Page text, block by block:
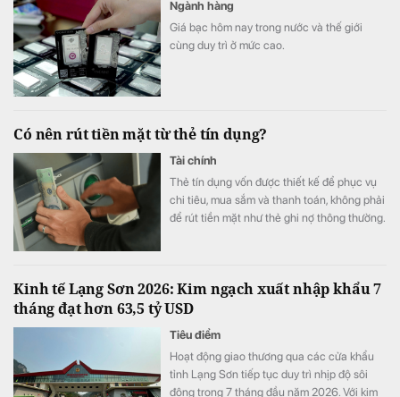
Ngành hàng
Giá bạc hôm nay trong nước và thế giới
cùng duy trì ở mức cao.
Có nên rút tiền mặt từ thẻ tín dụng?
Tài chính
Thẻ tín dụng vốn được thiết kế để phục vụ
chi tiêu, mua sắm và thanh toán, không phải
để rút tiền mặt như thẻ ghi nợ thông thường.
dụng dịch vụ này của thẻ tín dụng, người
dùng cần lưu ý một số điều.
Kinh tế Lạng Sơn 2026: Kim ngạch xuất nhập khẩu 7
tháng đạt hơn 63,5 tỷ USD
Tiêu điểm
Hoạt động giao thương qua các cửa khẩu
tỉnh Lạng Sơn tiếp tục duy trì nhịp độ sôi
động trong 7 tháng đầu năm 2026. Với kim